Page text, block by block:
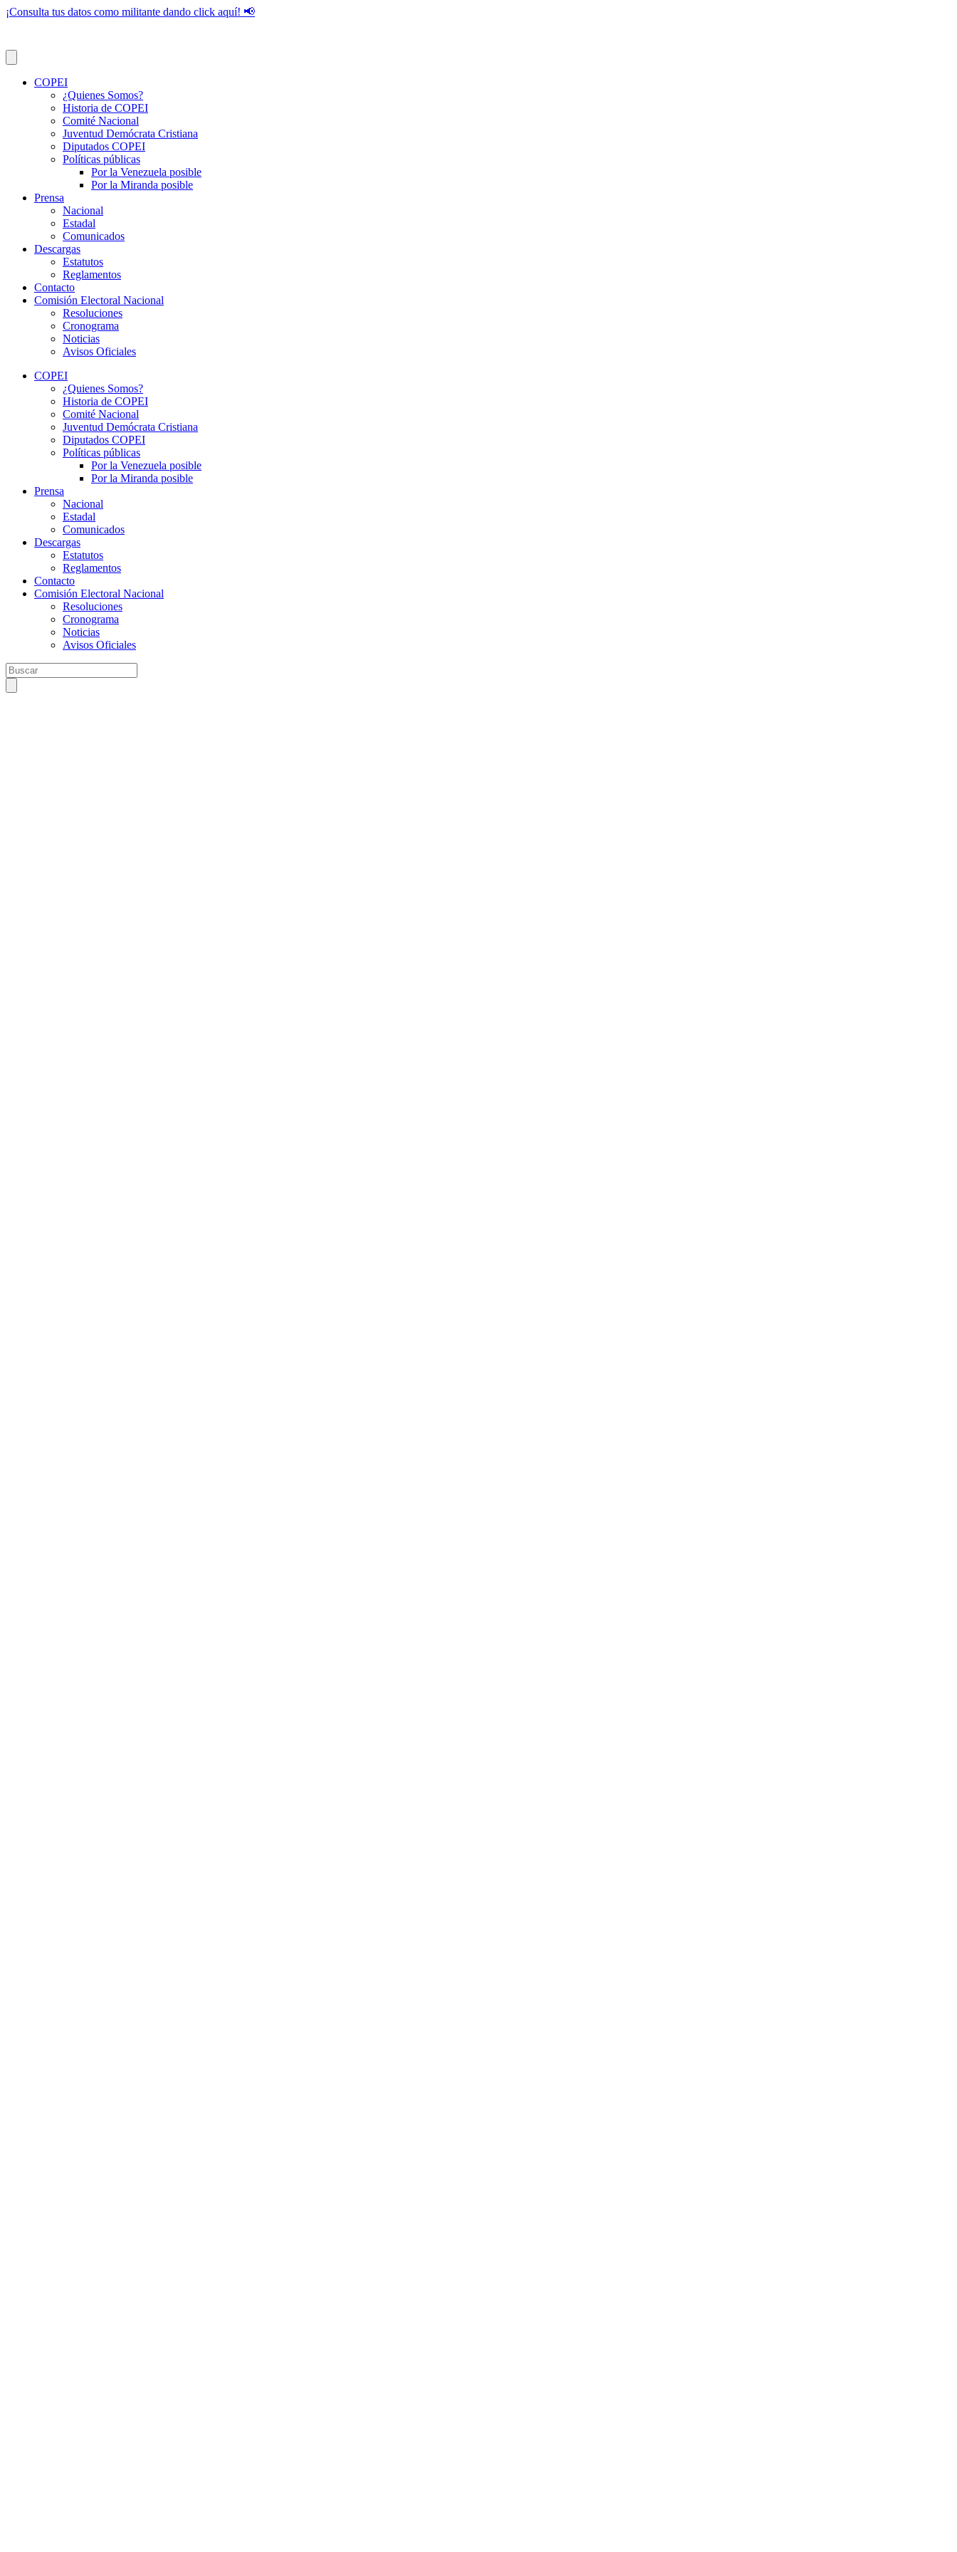
¡Consulta tus datos como militante dando click aquí! 📢
COPEI
¿Quienes Somos?
Historia de COPEI
Comité Nacional
Juventud Demócrata Cristiana
Diputados COPEI
Políticas públicas
Por la Venezuela posible
Por la Miranda posible
Prensa
Nacional
Estadal
Comunicados
Descargas
Estatutos
Reglamentos
Contacto
Comisión Electoral Nacional
Resoluciones
Cronograma
Noticias
Avisos Oficiales
COPEI
¿Quienes Somos?
Historia de COPEI
Comité Nacional
Juventud Demócrata Cristiana
Diputados COPEI
Políticas públicas
Por la Venezuela posible
Por la Miranda posible
Prensa
Nacional
Estadal
Comunicados
Descargas
Estatutos
Reglamentos
Contacto
Comisión Electoral Nacional
Resoluciones
Cronograma
Noticias
Avisos Oficiales